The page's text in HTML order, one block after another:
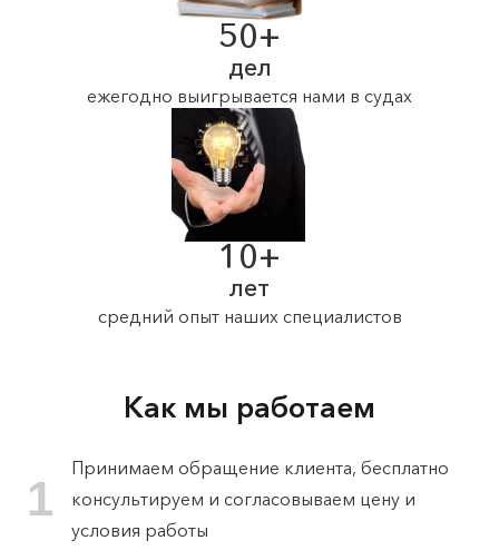
50+
дел
ежегодно выигрывается нами в судах
10+
лет
средний опыт наших специалистов
Как мы работаем
1
Принимаем обращение клиента, бесплатно
консультируем и согласовываем цену и
условия работы